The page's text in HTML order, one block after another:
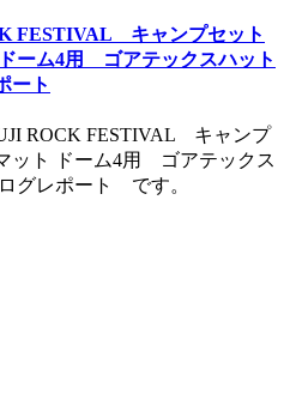
FESTIVAL キャンプセット
ーム4用 ゴアテックスハット
ート
ROCK FESTIVAL キャンプ
ット ドーム4用 ゴアテックス
グレポート です。